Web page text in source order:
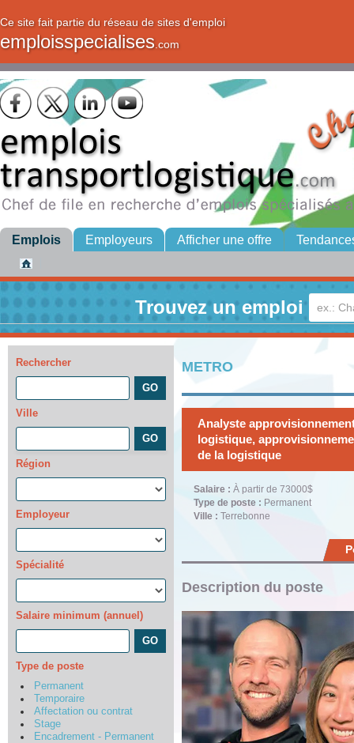
Ce site fait partie du réseau de sites d'emploi
emploisspecialises.com
Emplois Employeurs Afficher une offre
Trouvez un emploi
Rechercher
Ville
Région
Employeur
Spécialité
Salaire minimum (annuel)
Type de poste
Permanent
Temporaire
Affectation ou contrat
Stage
Encadrement - Permanent
METRO
Analyste
logistique,
de la logistique
Salaire : À partir de 73000$
Type de poste : Permanent
Ville : Terrebonne
Description du poste